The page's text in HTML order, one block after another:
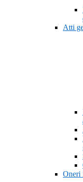
Atti
Oneri